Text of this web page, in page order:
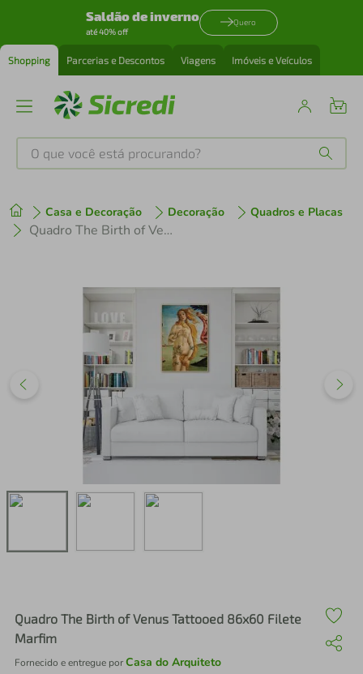
Saldão de inverno
até 40% off
Quero
Shopping Parcerias e Descontos Viagens Imóveis e Veículos
O que você está procurando?
Casa e Decoração Decoração Quadros e Placas
Quadro The Birth of Venus Tattooed 86x60 Filete Marfim
Quadro The Birth of Venus Tattooed 86x60 Filete
Marfim
Fornecido e entregue porCasa do Arquiteto
1º tenis
perfume
air fryer
iphone